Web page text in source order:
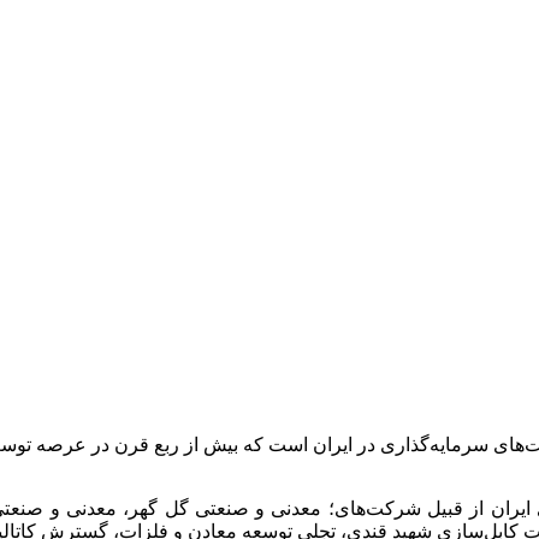
سرمایه‌گذاری در ایران است که بیش از ربع قرن در
از قبیل شرکت‌های؛ معدنی و صنعتی گل گهر، معدنی و
کابل‌سازی شهید قندی، تجلی توسعه معادن و فلزات، گسترش